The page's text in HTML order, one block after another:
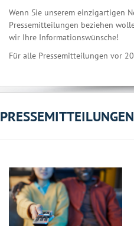
Wenn Sie unserem einzigartigen
Pressemitteilungen beziehen
wir Ihre Informationswünsche!
Für alle Pressemitteilungen vor
PRESSEMITTEILUNGEN